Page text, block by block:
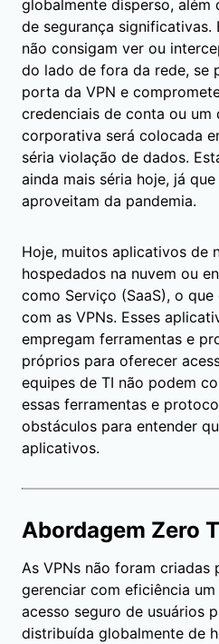
globalmente disperso, além
de segurança significativas.
não consigam ver ou
do lado de fora da rede, se
porta da VPN e
credenciais de conta ou
corporativa será colocada
séria violação de dados.
ainda mais séria hoje, já
aproveitam da pandemia.
Hoje, muitos aplicativos de
hospedados na nuvem ou
como Serviço (SaaS), o
com as VPNs. Esses
empregam ferramentas e
próprios para oferecer
equipes de TI não podem
essas ferramentas e
obstáculos para entender
aplicativos.
Abordagem Zero
As VPNs não foram criadas
gerenciar com eficiência
acesso seguro de usuários
distribuída globalmente de